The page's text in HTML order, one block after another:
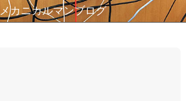
メカニカルマンブログ